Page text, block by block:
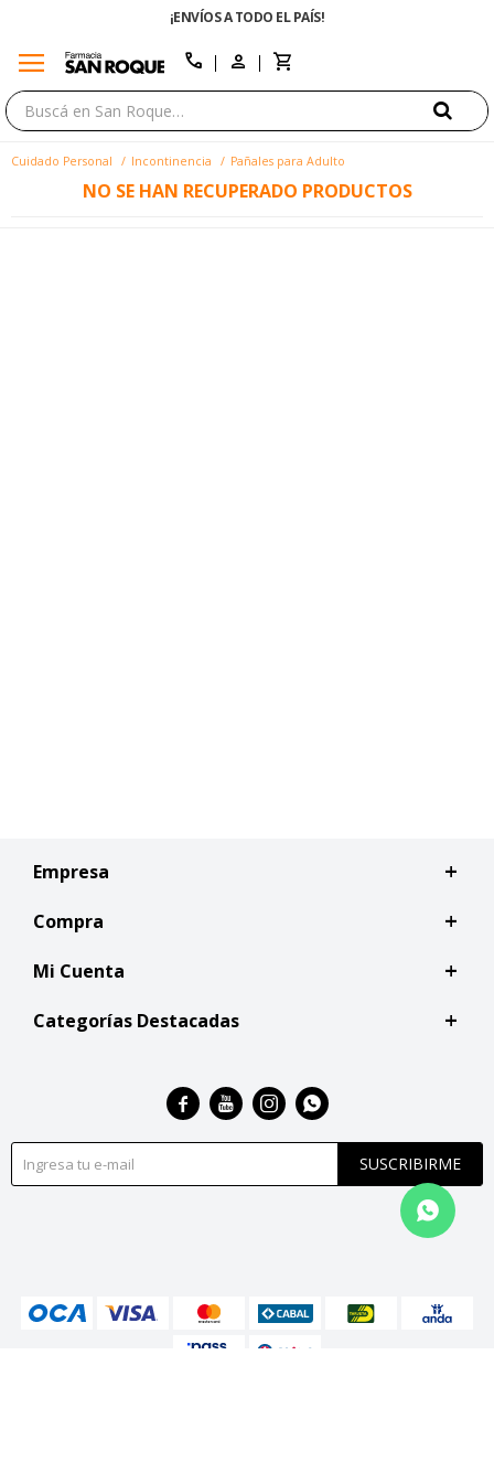
¡ENVÍOS A TODO EL PAÍS!
menu call
Cuidado Personal Incontinencia Pañales para Adulto
NO SE HAN RECUPERADO PRODUCTOS
Empresa
Compra
Mi Cuenta
Categorías Destacadas
SUSCRIBIRME
   
close